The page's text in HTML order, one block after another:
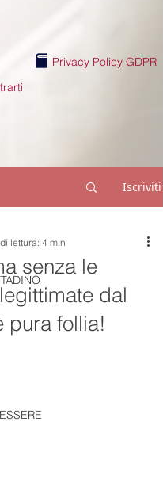
Privacy Policy GDPR
Iscriviti
senza le
dal
pura follia!
lettura: 4 min